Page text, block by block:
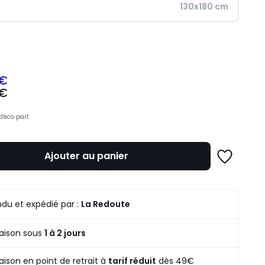
130x180 cm
part
Ajouter au panier
Ajouter
et expédié par : La Redoute
sous1 à 2 jours
en point de retrait à tarif réduit dès 49€